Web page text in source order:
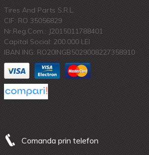
Tires And Parts S.R.L.
CIF: RO 35056829
Nr.Reg.Com.: J2015011788401
Capital Social: 200.000 LEI
IBAN ING: RO20INGB5029008227358910
Comanda prin telefon